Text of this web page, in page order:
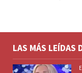
LAS MÁS LEÍDAS